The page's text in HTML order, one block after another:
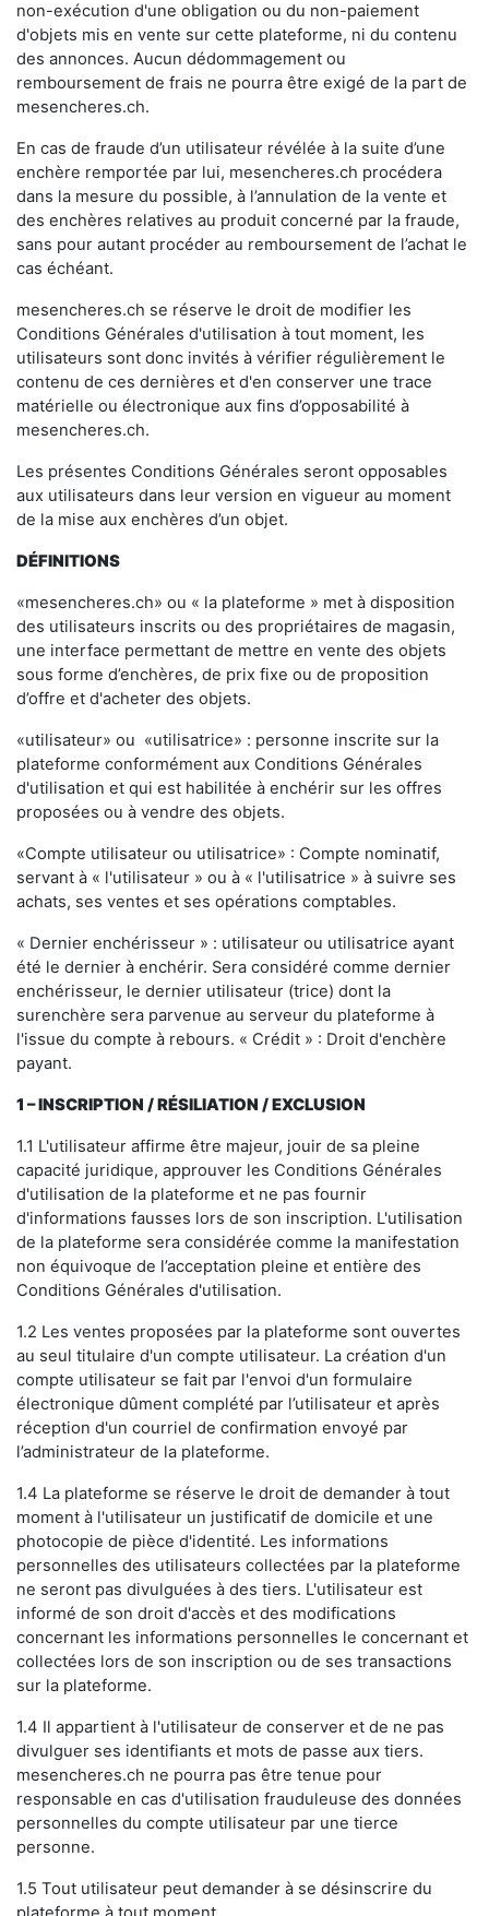
non-exécution d'une obligation ou du non-paiement
d'objets mis en vente sur cette plateforme, ni du contenu
des annonces. Aucun dédommagement ou
remboursement de frais ne pourra être exigé de la part de
mesencheres.ch.
En cas de fraude d’un utilisateur révélée à la suite d’une
enchère remportée par lui, mesencheres.ch procédera
dans la mesure du possible, à l’annulation de la vente et
des enchères relatives au produit concerné par la fraude,
sans pour autant procéder au remboursement de l’achat le
cas échéant.
mesencheres.ch se réserve le droit de modifier les
Conditions Générales d'utilisation à tout moment, les
utilisateurs sont donc invités à vérifier régulièrement le
contenu de ces dernières et d'en conserver une trace
matérielle ou électronique aux fins d’opposabilité à
mesencheres.ch.
Les présentes Conditions Générales seront opposables
aux utilisateurs dans leur version en vigueur au moment
de la mise aux enchères d’un objet.
DÉFINITIONS
«mesencheres.ch» ou « la plateforme » met à disposition
des utilisateurs inscrits ou des propriétaires de magasin,
une interface permettant de mettre en vente des objets
sous forme d’enchères, de prix fixe ou de proposition
d’offre et d'acheter des objets.
«utilisateur» ou «utilisatrice» : personne inscrite sur la
plateforme conformément aux Conditions Générales
d'utilisation et qui est habilitée à enchérir sur les offres
proposées ou à vendre des objets.
«Compte utilisateur ou utilisatrice» : Compte nominatif,
servant à « l'utilisateur » ou à « l'utilisatrice » à suivre ses
achats, ses ventes et ses opérations comptables.
« Dernier enchérisseur » : utilisateur ou utilisatrice ayant
été le dernier à enchérir. Sera considéré comme dernier
enchérisseur, le dernier utilisateur (trice) dont la
surenchère sera parvenue au serveur du plateforme à
l'issue du compte à rebours. « Crédit » : Droit d'enchère
payant.
1 – INSCRIPTION / RÉSILIATION / EXCLUSION
1.1 L'utilisateur affirme être majeur, jouir de sa pleine
capacité juridique, approuver les Conditions Générales
d'utilisation de la plateforme et ne pas fournir
d'informations fausses lors de son inscription. L'utilisation
de la plateforme sera considérée comme la manifestation
non équivoque de l’acceptation pleine et entière des
Conditions Générales d'utilisation.
1.2 Les ventes proposées par la plateforme sont ouvertes
au seul titulaire d'un compte utilisateur. La création d'un
compte utilisateur se fait par l'envoi d'un formulaire
électronique dûment complété par l’utilisateur et après
réception d'un courriel de confirmation envoyé par
l’administrateur de la plateforme.
1.4 La plateforme se réserve le droit de demander à tout
moment à l'utilisateur un justificatif de domicile et une
photocopie de pièce d'identité. Les informations
personnelles des utilisateurs collectées par la plateforme
ne seront pas divulguées à des tiers. L'utilisateur est
informé de son droit d'accès et des modifications
concernant les informations personnelles le concernant et
collectées lors de son inscription ou de ses transactions
sur la plateforme.
1.4 Il appartient à l'utilisateur de conserver et de ne pas
divulguer ses identifiants et mots de passe aux tiers.
mesencheres.ch ne pourra pas être tenue pour
responsable en cas d'utilisation frauduleuse des données
personnelles du compte utilisateur par une tierce
personne.
1.5 Tout utilisateur peut demander à se désinscrire du